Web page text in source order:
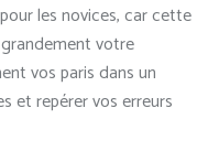
les novices, car cette
votre
vos paris dans un
et repérer vos erreurs